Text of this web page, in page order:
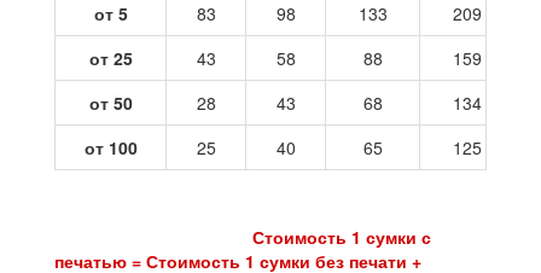
от 5
83 98 133
209
от 25
43 58 88
159
от 50
28 43 68
134
от 100
25 40 65 125
Стоимость 1 сумки с
печатью = Стоимость 1 сумки без печати +